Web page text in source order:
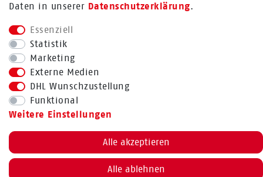
Daten in unserer Daten­schutz­erklärung.
Essenziell
Statistik
Marketing
Externe Medien
DHL Wunschzustellung
Funktional
Weitere Einstellungen
Alle akzeptieren
Alle ablehnen
Bestellung widerrufen
BACK TO TOP